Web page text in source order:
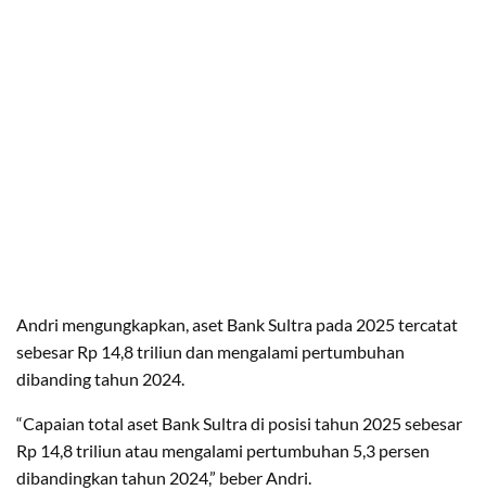
Andri mengungkapkan, aset Bank Sultra pada 2025 tercatat
sebesar Rp 14,8 triliun dan mengalami pertumbuhan
dibanding tahun 2024.
“Capaian total aset Bank Sultra di posisi tahun 2025 sebesar
Rp 14,8 triliun atau mengalami pertumbuhan 5,3 persen
dibandingkan tahun 2024,” beber Andri.